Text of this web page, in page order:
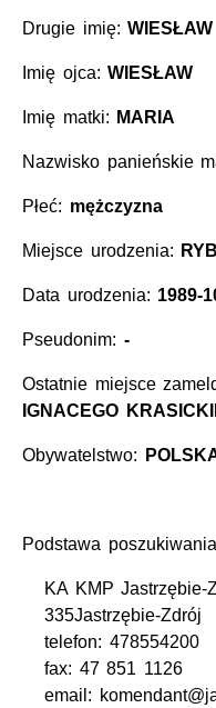
Drugie imię:WIESŁAW
Imię ojca:WIESŁAW
Imię matki: MARIA
Nazwisko panieńskie
Płeć: mężczyzna
Miejsce urodzenia:
Data urodzenia: 1989-
Pseudonim: -
Ostatnie miejsce
IGNACEGO
Obywatelstwo:
Podstawa
KA KMP
335Jastrzębie-Zdrój
telefon: 478554200
fax: 47 851 1126
email: